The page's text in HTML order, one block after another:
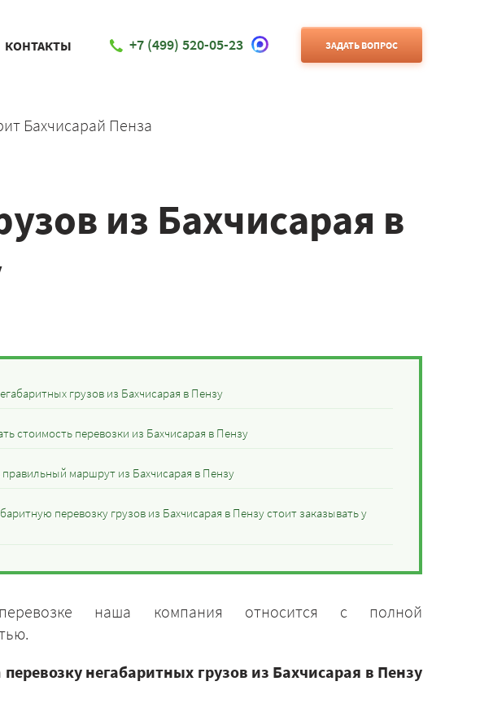
КОНТАКТЫ +7 (499) 520-05-23 ЗАДАТЬ ВОПРОС
Бахчисарай Пенза
из Бахчисарая в
грузов из Бахчисарая в Пензу
стоимость перевозки из Бахчисарая в Пензу
правильный маршрут из Бахчисарая в Пензу
перевозку грузов из Бахчисарая в Пензу стоит заказывать у
наша компания относится с полной
перевозку негабаритных грузов из Бахчисарая в Пензу